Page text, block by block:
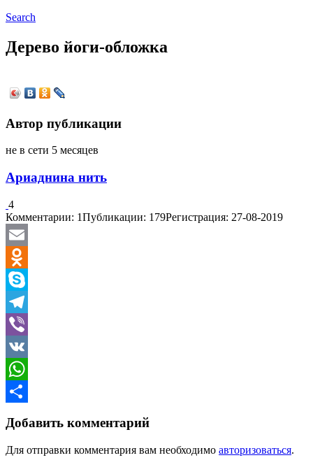
Search
Дерево йоги-обложка
Автор публикации
не в сети 5 месяцев
Ариаднина нить
4
Комментарии: 1Публикации: 179Регистрация: 27-08-2019
Email
Odnoklassniki
Skype
Telegram
Viber
VK
WhatsApp
Добавить комментарий
Для отправки комментария вам необходимо авторизоваться.